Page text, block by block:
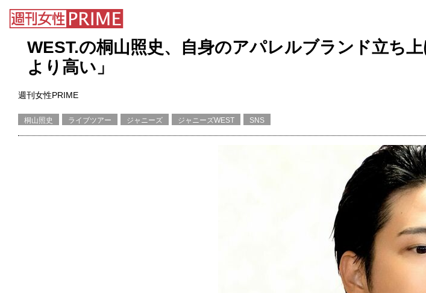
WEST.の桐山照史、自身のアパレルブランド立ち
より高い」
週刊女性PRIME
桐山照史 ライブツアー ジャニーズ ジャニーズWEST SNS